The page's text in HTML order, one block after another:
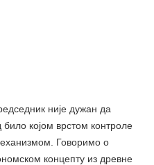
није дужан да
било којом врстом контроле
Говоримо о
концепту из древне